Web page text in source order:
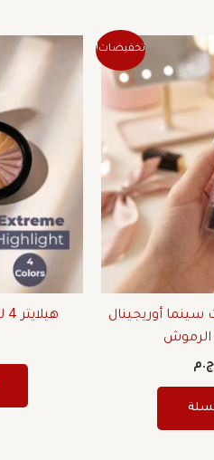
تخفيضات!
أوريجينال
الرموش
ج.م
السعر
الحالي
هو:
هيلايتر 4 لون مايت سينما اوريجينال